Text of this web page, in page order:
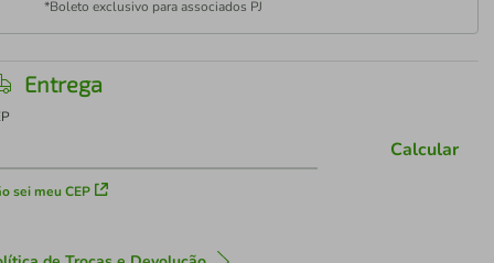
*Boleto exclusivo para associados PJ
Entrega
sei meu CEP
Calcular